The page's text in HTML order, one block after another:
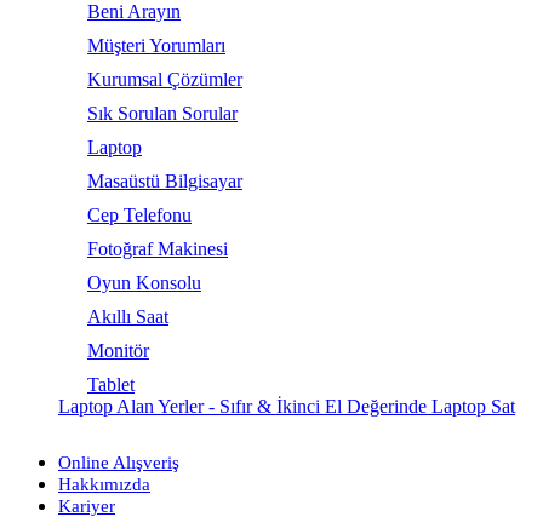
Beni Arayın
Müşteri Yorumları
Kurumsal Çözümler
Sık Sorulan Sorular
Laptop
Masaüstü Bilgisayar
Cep Telefonu
Fotoğraf Makinesi
Oyun Konsolu
Akıllı Saat
Monitör
Tablet
Laptop Alan Yerler - Sıfır & İkinci El Değerinde Laptop Sat
Online Alışveriş
Hakkımızda
Kariyer